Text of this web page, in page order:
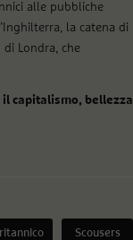
alle pubbliche
la catena di
Londra, che
capitalismo, bellezza
Scousers